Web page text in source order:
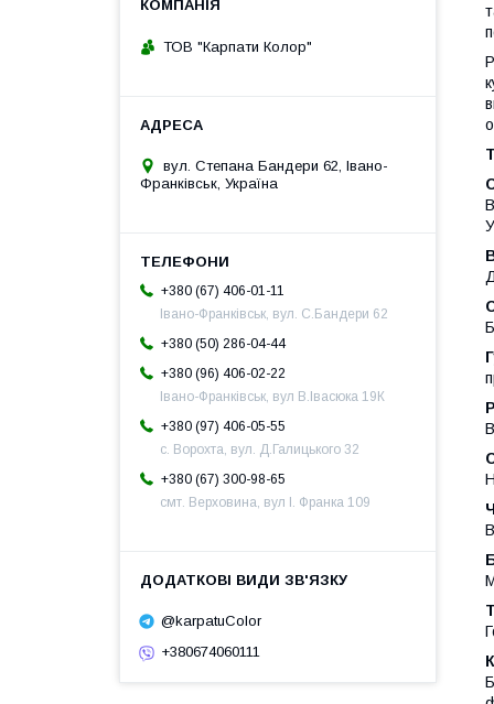
ТОВ "Карпати Колор"
вул. Степана Бандери 62, Івано-
Франківськ, Україна
+380 (67) 406-01-11
Івано-Франківськ, вул. С.Бандери 62
+380 (50) 286-04-44
+380 (96) 406-02-22
Івано-Франківськ, вул В.Івасюка 19К
+380 (97) 406-05-55
с. Ворохта, вул. Д.Галицького 32
+380 (67) 300-98-65
смт. Верховина, вул І. Франка 109
@karpatuColor
+380674060111